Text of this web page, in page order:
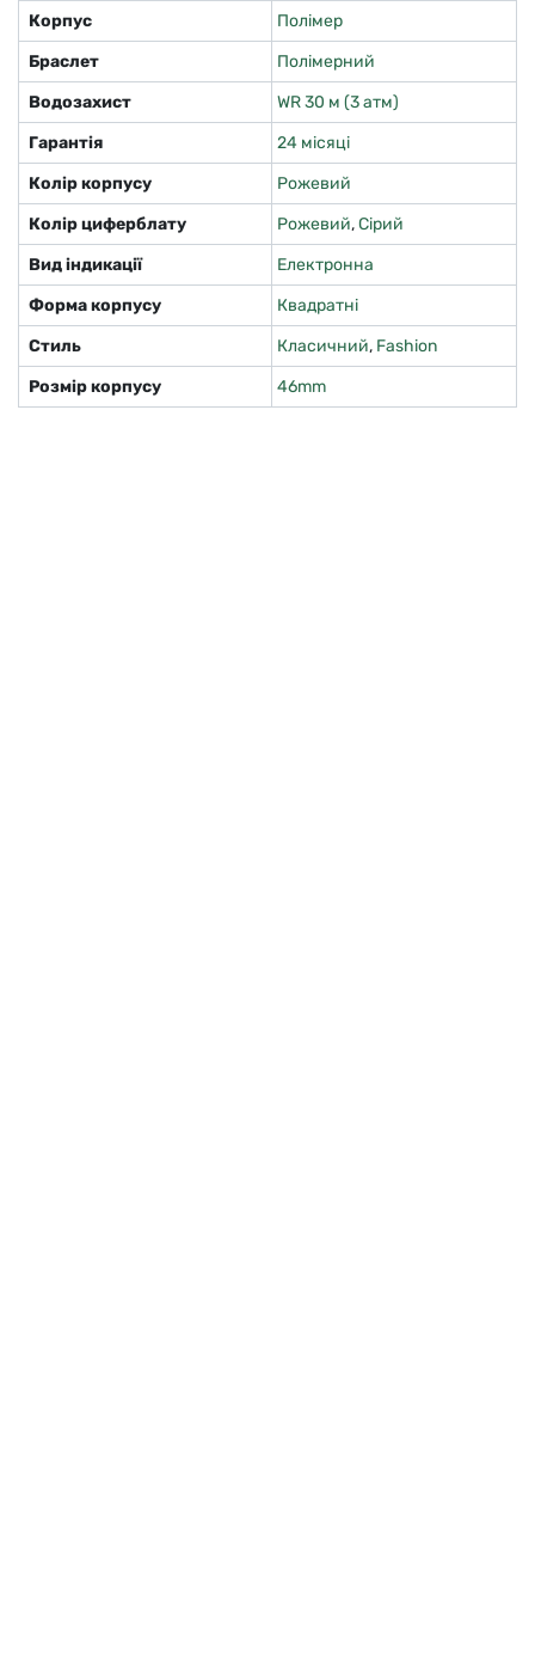
Корпус
Полімер
Браслет
Полімерний
Водозахист
WR 30 м (3 атм)
Гарантія
24 місяці
Колір корпусу
Рожевий
Колір циферблату
Рожевий,Сірий
Вид індикації
Електронна
Форма корпусу
Квадратні
Стиль
Класичний, Fashion
Розмір корпусу
46mm